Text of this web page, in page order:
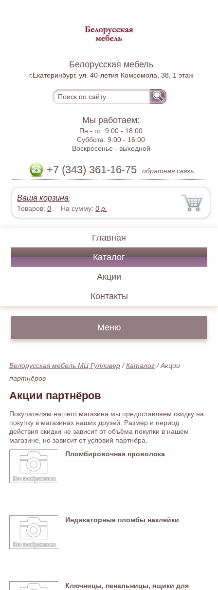
Белорусская мебель
г.Екатеринбург, ул. 40-летия Комсомола, 38, 1 этаж
Мы работаем:
Пн - пт:9.00 - 18.00
Суббота:9:00 - 16:00
Воскресенье - выходной
+7 (343) 361-16-75 обратная связь
Ваша корзина:
Товаров:0 На сумму:0 р.
Главная
Каталог
Акции
Контакты
Меню
Белорусская мебель МЦ Гулливер /Каталог /Акции
партнёров
Акции партнёров
Покупателям нашего магазина мы предоставляем скидку на
покупку в магазинах наших друзей. Размер и период
действия скидки не зависит от объёма покупки в нашем
магазине, но зависит от условий партнёра.
Пломбировочная проволока
Индикаторные пломбы наклейки
Ключницы, пенальницы, ящики для